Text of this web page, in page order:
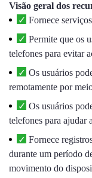
Visão geral dos
Fornece
Permite que os
telefones para evitar
Os usuários
remotamente por
Os usuários
telefones para ajudar
Fornece
durante um período
movimento do